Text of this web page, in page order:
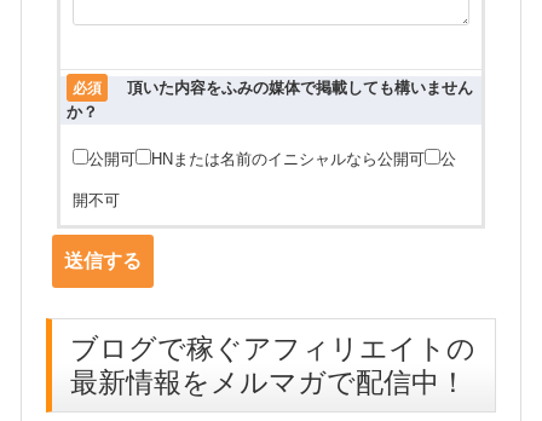
必須
頂いた内容をふみの媒体で掲載しても構いません
か？
公開可 HNまたは名前のイニシャルなら公開可 公
開不可
ブログで稼ぐアフィリエイトの
最新情報をメルマガで配信中！